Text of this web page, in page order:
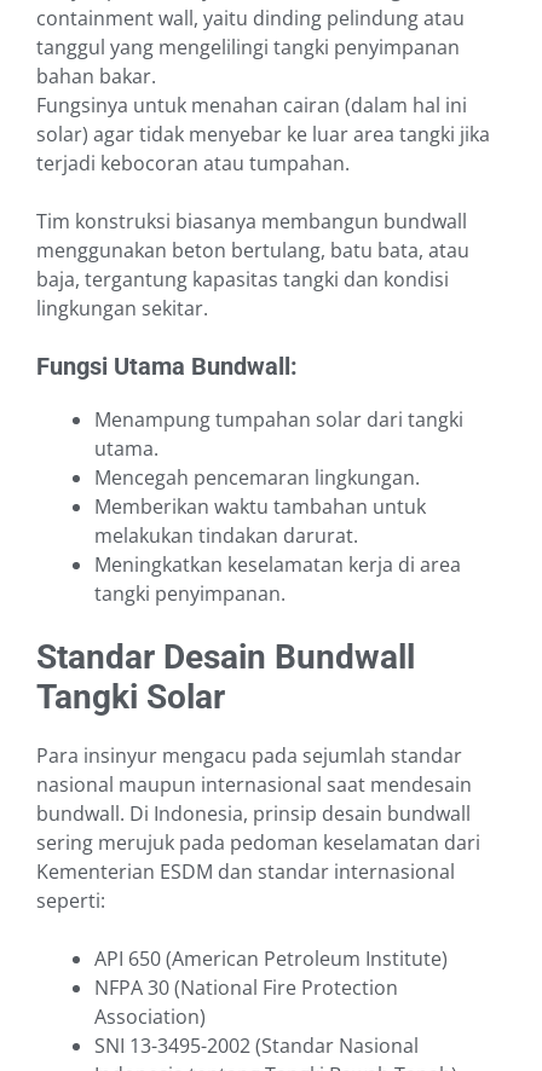
containment wall, yaitu dinding pelindung atau
tanggul yang mengelilingi tangki penyimpanan
bahan bakar.
Fungsinya untuk menahan cairan (dalam hal ini
solar) agar tidak menyebar ke luar area tangki jika
terjadi kebocoran atau tumpahan.
Tim konstruksi biasanya membangun bundwall
menggunakan beton bertulang, batu bata, atau
baja, tergantung kapasitas tangki dan kondisi
lingkungan sekitar.
Fungsi Utama Bundwall:
Menampung tumpahan solar dari tangki
utama.
Mencegah pencemaran lingkungan.
Memberikan waktu tambahan untuk
melakukan tindakan darurat.
Meningkatkan keselamatan kerja di area
tangki penyimpanan.
Standar Desain Bundwall
Tangki Solar
Para insinyur mengacu pada sejumlah standar
nasional maupun internasional saat mendesain
bundwall. Di Indonesia, prinsip desain bundwall
sering merujuk pada pedoman keselamatan dari
Kementerian ESDM dan standar internasional
seperti:
API 650 (American Petroleum Institute)
NFPA 30 (National Fire Protection
Association)
SNI 13-3495-2002 (Standar Nasional